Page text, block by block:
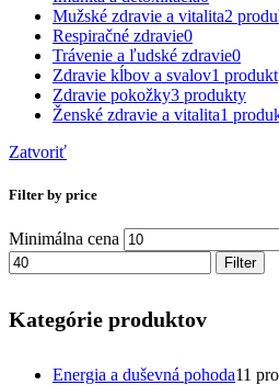
Mužské zdravie a vitalita2
Respiračné zdravie0
Trávenie a ľudské zdravie0
Zdravie kĺbov a svalov1 produkt
Zdravie pokožky3 produkty
Ženské zdravie a vitalita1
Zatvoriť
Filter by price
Minimálna cena
Filter
Kategórie produktov
Energia a duševná pohoda11